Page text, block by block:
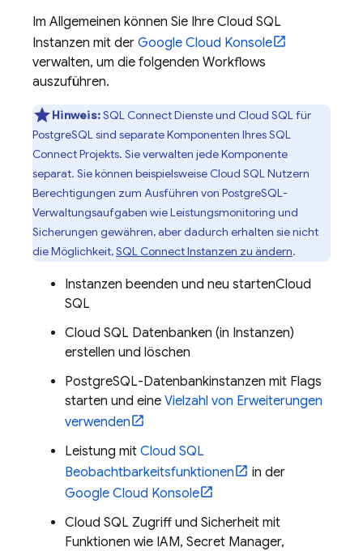
Im Allgemeinen können Sie Ihre Cloud SQL
Instanzen mit der Google Cloud Konsole
verwalten, um die folgenden Workflows
auszuführen.
Hinweis:SQL ConnectDienste und Cloud SQLfür
PostgreSQL sind separate Komponenten IhresSQL
ConnectProjekts. Sie verwalten jede Komponente
separat. Sie können beispielsweise Cloud SQLNutzern
Berechtigungen zum Ausführen von PostgreSQL-
Verwaltungsaufgaben wie Leistungsmonitoring und
Sicherungen gewähren, aber dadurch erhalten sie nicht
die Möglichkeit,SQL ConnectInstanzen zu ändern.
Instanzen beenden und neu startenCloud
SQL
Cloud SQL Datenbanken (in Instanzen)
erstellen und löschen
PostgreSQL-Datenbankinstanzen mit Flags
starten und eine Vielzahl von Erweiterungen
verwenden
Leistung mit Cloud SQL
Beobachtbarkeitsfunktionen
in der
Google Cloud Konsole
Cloud SQL Zugriff und Sicherheit mit
Funktionen wie IAM, Secret Manager,